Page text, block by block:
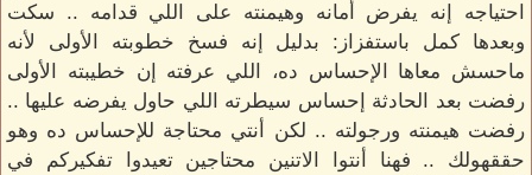
احتياجه إنه يفرض أمانه وهيمنته على اللي قدامه .. سكت
وبعدها كمل باستفزاز: بدليل إنه فسخ خطوبته الأولى لأنه
ماحسش معاها الإحساس ده، اللي عرفته إن خطيبته الأولى
رفضت بعد الحادثة إحساس سيطرته اللي حاول يفرضه عليها ..
رفضت هيمنته ورجولته .. لكن أنتي محتاجة للإحساس ده وهو
حققهولك .. فهنا أنتوا الاتنين محتاجين تعيدوا تفكيركم في